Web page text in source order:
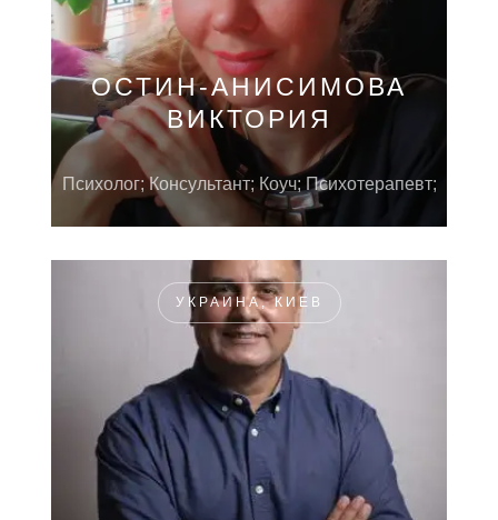
ОСТИН-АНИСИМОВА
ВИКТОРИЯ
Психолог; Консультант; Коуч; Психотерапевт;
УКРАИНА, КИЕВ